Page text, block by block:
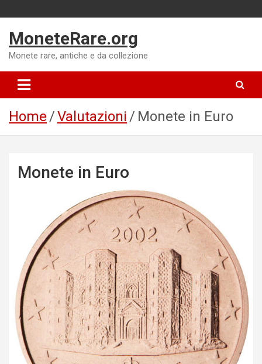
to
content
MoneteRare.org
Monete rare, antiche e da collezione
Home Valutazioni Monete in Euro
Monete in Euro